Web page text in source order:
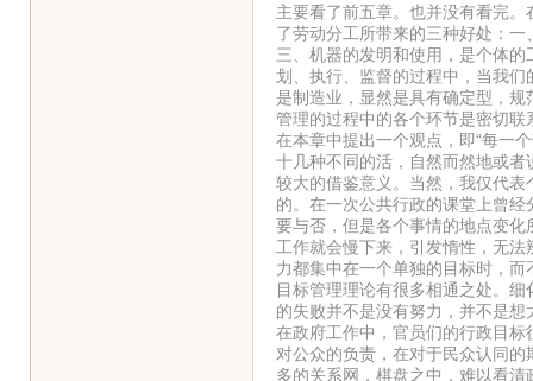
主要看了前五章。也并没有看完
了劳动分工所带来的三种好处：
三、机器的发明和使用，是个体
划、执行、监督的过程中，当我
是制造业，显然是具有确定型，
管理的过程中的各个环节是密切
在本章中提出一个观点，即“每一
十几种不同的活，自然而然地或
较大的借鉴意义。当然，我仅代
的。在一次公共行政的课堂上曾
要与否，但是各个事情的地点变
工作就会慢下来，引发惰性，无
力都集中在一个单独的目标时，
目标管理理论有很多相通之处。
的失败并不是没有努力，并不是
在政府工作中，官员们的行政目
对公众的负责，在对于民众认同
多的关系网，棋盘之中，难以看清